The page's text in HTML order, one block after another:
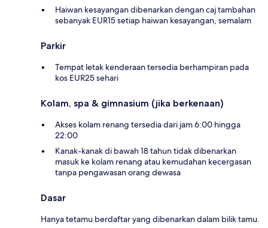
Haiwan kesayangan dibenarkan dengan caj tambahan
sebanyak EUR15 setiap haiwan kesayangan, semalam
Parkir
Tempat letak kenderaan tersedia berhampiran pada
kos EUR25 sehari
Kolam, spa & gimnasium (jika berkenaan)
Akses kolam renang tersedia dari jam 6:00 hingga
22:00
Kanak-kanak di bawah 18 tahun tidak dibenarkan
masuk ke kolam renang atau kemudahan kecergasan
tanpa pengawasan orang dewasa
Dasar
Hanya tetamu berdaftar yang dibenarkan dalam bilik tamu.